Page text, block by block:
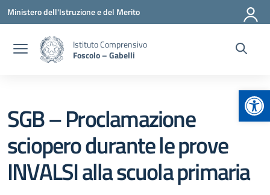
Vai ai contenuti
Vai al menu di navigazione
Vai al footer
Ministero dell'Istruzione e del Merito
Istituto Comprensivo
Foscolo – Gabelli
SGB – Proclamazione
sciopero durante le prove
INVALSI alla scuola primaria